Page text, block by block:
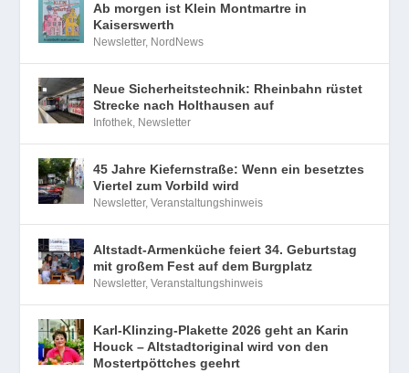
Ab morgen ist Klein Montmartre in
Kaiserswerth
Newsletter, NordNews
Neue Sicherheitstechnik: Rheinbahn rüstet
Strecke nach Holthausen auf
Infothek, Newsletter
45 Jahre Kiefernstraße: Wenn ein besetztes
Viertel zum Vorbild wird
Newsletter,Veranstaltungshinweis
Altstadt-Armenküche feiert 34. Geburtstag
mit großem Fest auf dem Burgplatz
Newsletter,Veranstaltungshinweis
Karl-Klinzing-Plakette 2026 geht an Karin
Houck – Altstadtoriginal wird von den
Mostertpöttches geehrt